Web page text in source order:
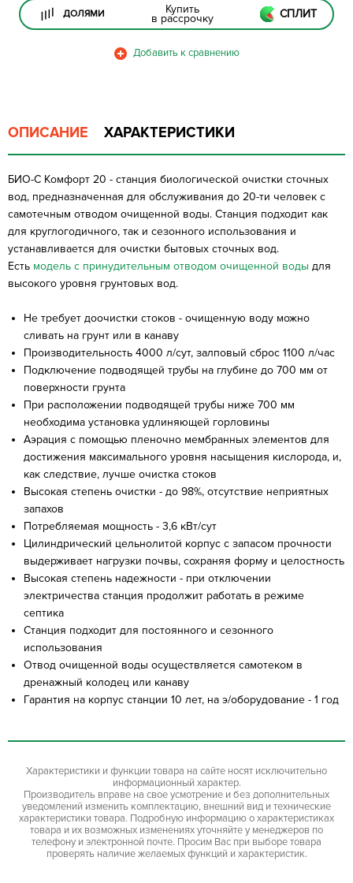
ДОЛЯМИ Купить
в рассрочку СПЛИТ
ОПИСАНИЕ ХАРАКТЕРИСТИКИ
БИО-С Комфорт 20 - станция биологической очистки сточных
вод, предназначенная для обслуживания до 20-ти человек с
самотечным отводом очищенной воды. Станция подходит как
для круглогодичного, так и сезонного использования и
устанавливается для очистки бытовых сточных вод.
Есть модель с принудительным отводом очищенной воды для
высокого уровня грунтовых вод.
Не требует доочистки стоков - очищенную воду можно
сливать на грунт или в канаву
Производительность 4000 л/сут, залповый сброс 1100 л/час
Подключение подводящей трубы на глубине до 700 мм от
поверхности грунта
При расположении подводящей трубы ниже 700 мм
необходима установка удлиняющей горловины
Аэрация с помощью пленочно мембранных элементов для
достижения максимального уровня насыщения кислорода, и,
как следствие, лучше очистка стоков
Высокая степень очистки - до 98%, отсутствие неприятных
запахов
Потребляемая мощность - 3,6 кВт/сут
Цилиндрический цельнолитой корпус с запасом прочности
выдерживает нагрузки почвы, сохраняя форму и целостность
Высокая степень надежности - при отключении
электричества станция продолжит работать в режиме
септика
Станция подходит для постоянного и сезонного
использования
Отвод очищенной воды осуществляется самотеком в
дренажный колодец или канаву
Гарантия на корпус станции 10 лет, на э/оборудование - 1 год
Характеристики и функции товара на сайте носят исключительно
информационный характер.
Производитель вправе на свое усмотрение и без дополнительных
уведомлений изменить комплектацию, внешний вид и технические
характеристики товара. Подробную информацию о характеристиках
товара и их возможных изменениях уточняйте у менеджеров по
телефону и электронной почте. Просим Вас при выборе товара
проверять наличие желаемых функций и характеристик.